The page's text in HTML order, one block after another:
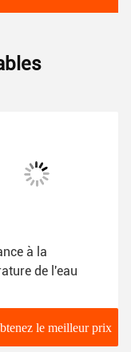
à la
de l'eau
le meilleur prix